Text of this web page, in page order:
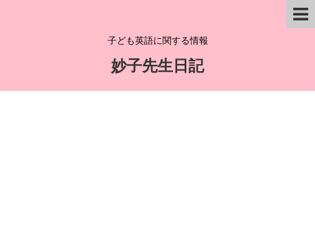
子ども英語に関する情報
妙子先生日記